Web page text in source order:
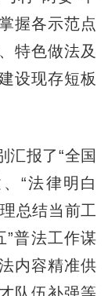
握各示范点
特色做法及
设现存短板
报了“全国
“法律明白
总结当前工
”普法工作谋
内容精准供
队伍补强等